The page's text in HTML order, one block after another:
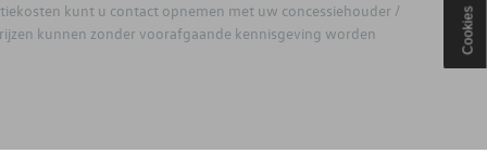
kunt u contact opnemen met uw concessiehouder /
kunnen zonder voorafgaande kennisgeving worden
Cookies